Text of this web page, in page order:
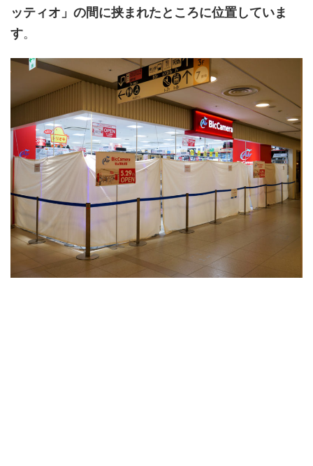
ッティオ」の間に挟まれたところに位置していま
す。